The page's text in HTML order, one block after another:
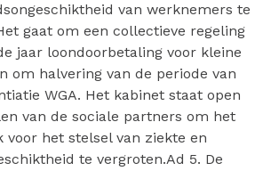
van werknemers te
gaat om een collectieve regeling
jaar loondoorbetaling voor kleine
om halvering van de periode van
WGA. Het kabinet staat open
van de sociale partners om het
voor het stelsel van ziekte en
te vergroten.Ad 5. De